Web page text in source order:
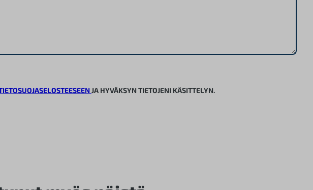
JA HYVÄKSYN TIETOJENI KÄSITTELYN.